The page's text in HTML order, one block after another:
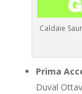
Caldaie
Prima
Duval